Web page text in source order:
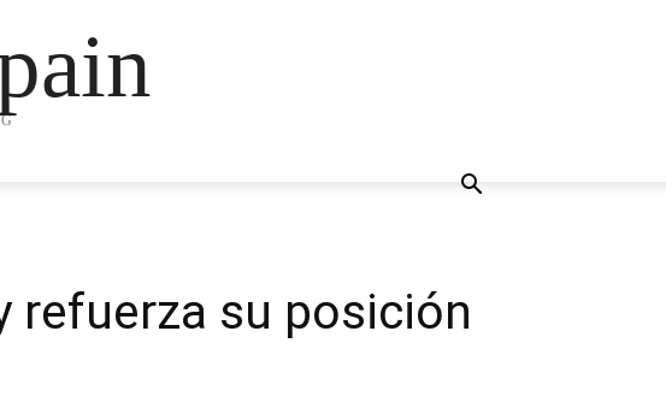
refuerza su posición